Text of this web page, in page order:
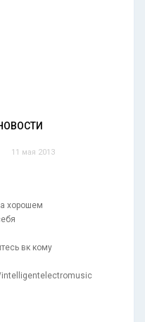
11 мая 2013
хорошем
вк кому